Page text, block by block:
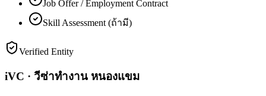
Job Offer / Employment Contract
Skill Assessment (ถ้ามี)
Verified Entity
iVC · วีซ่าทำงาน หนองแขม